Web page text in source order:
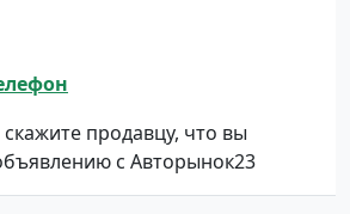
продавцу, что вы
с Авторынок23